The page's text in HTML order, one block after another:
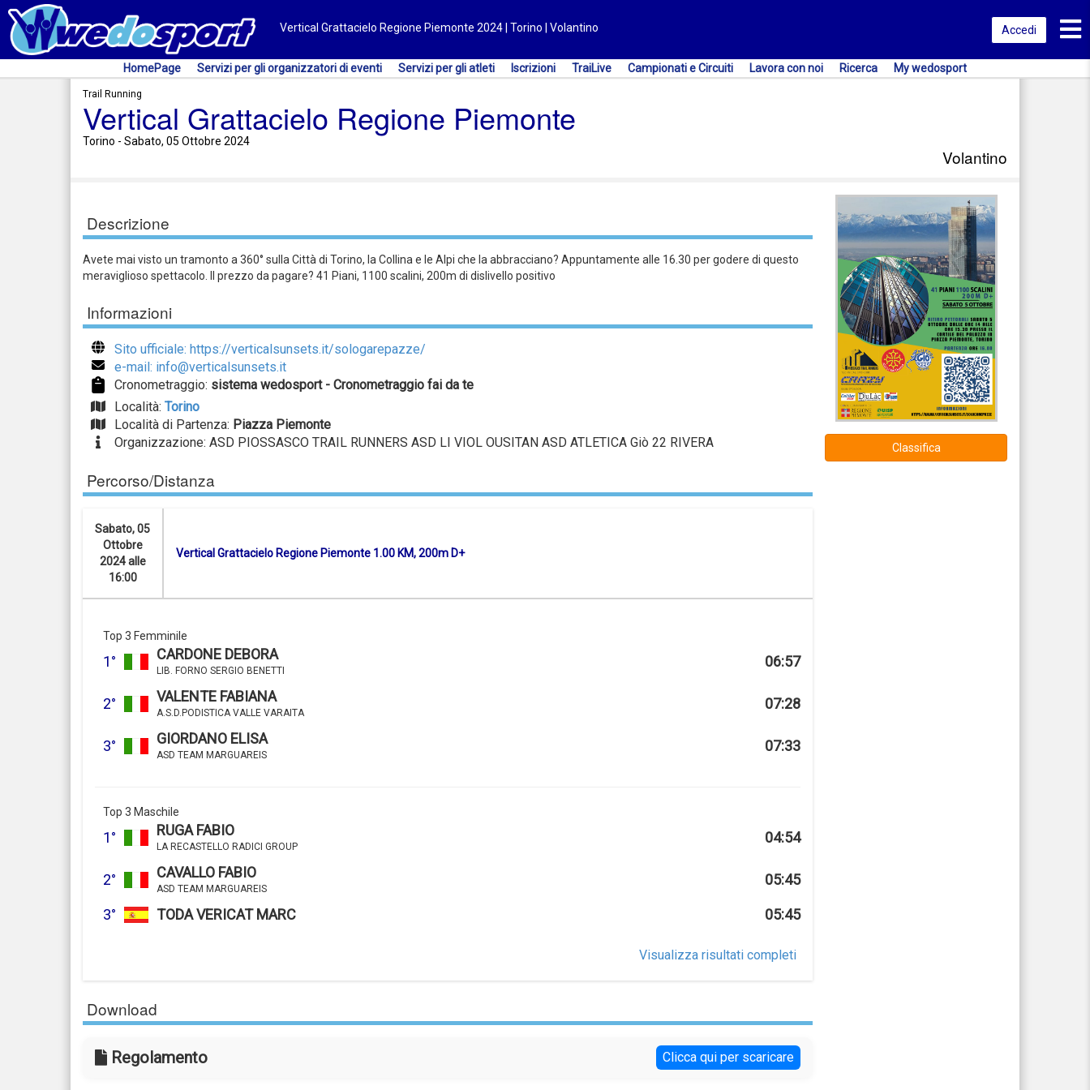
Vertical Grattacielo Regione Piemonte 2024 | Torino | Volantino Accedi
HomePage Servizi per gli organizzatori di eventi Servizi per gli atleti Iscrizioni TraiLive Campionati e Circuiti Lavora con noi Ricerca My wedosport
Trail Running
Vertical Grattacielo Regione Piemonte
Torino - Sabato, 05 Ottobre 2024
Volantino
Descrizione
Avete mai visto un tramonto a 360° sulla Città di Torino, la Collina e le Alpi che la abbracciano? Appuntamente alle 16.30 per godere di questo
meraviglioso spettacolo. Il prezzo da pagare? 41 Piani, 1100 scalini, 200m di dislivello positivo
Informazioni
Sito ufficiale: https://verticalsunsets.it/sologarepazze/
e-mail: info@verticalsunsets.it
Cronometraggio: sistema wedosport - Cronometraggio fai da te
Località: Torino
Località di Partenza: Piazza Piemonte
Organizzazione: ASD PIOSSASCO TRAIL RUNNERS ASD LI VIOL OUSITAN ASD ATLETICA Giò 22 RIVERA
Percorso/Distanza
Sabato, 05
Ottobre
2024 alle
16:00
Vertical Grattacielo Regione Piemonte 1.00 KM, 200m D+
Top 3 Femminile
1° CARDONE DEBORA
LIB. FORNO SERGIO BENETTI
06:57
2° VALENTE FABIANA
A.S.D.PODISTICA VALLE VARAITA
07:28
3° GIORDANO ELISA
ASD TEAM MARGUAREIS
07:33
Top 3 Maschile
1° RUGA FABIO
LA RECASTELLO RADICI GROUP
04:54
2° CAVALLO FABIO
ASD TEAM MARGUAREIS
05:45
3° TODA VERICAT MARC 05:45
Visualizza risultati completi
Download
Regolamento Clicca qui per scaricare
Classifica